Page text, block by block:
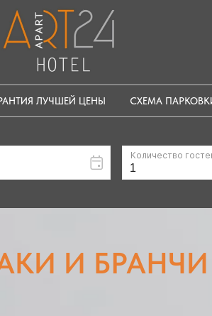
ЛУЧШЕЙ ЦЕНЫ СХЕМА
И БРАНЧИ